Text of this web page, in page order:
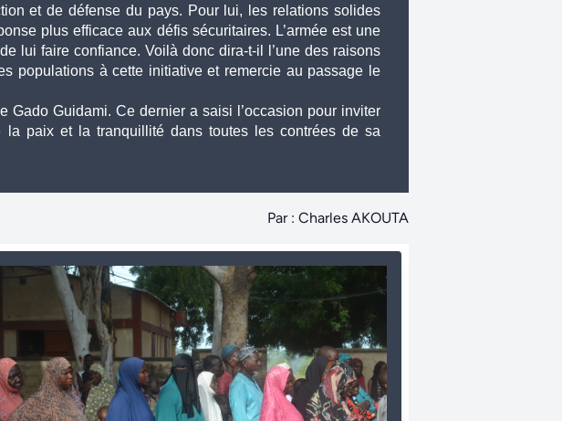
et de défense du pays. Pour lui, les relations solides
plus efficace aux défis sécuritaires. L’armée est une
lui faire confiance. Voilà donc dira-t-il l’une des raisons
populations à cette initiative et remercie au passage le
Guidami. Ce dernier a saisi l’occasion pour inviter
paix et la tranquillité dans toutes les contrées de sa
Par : Charles AKOUTA